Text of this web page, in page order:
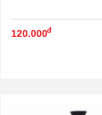
120.000đ